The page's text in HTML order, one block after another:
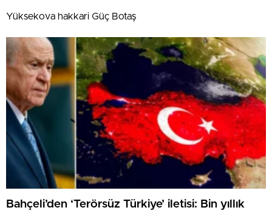
Yüksekova hakkari Güç Botaş
Bahçeli’den ‘Terörsüz Türkiye’ iletisi: Bin yıllık